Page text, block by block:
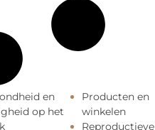
en
op het
Producten en
winkelen
Reproductieve